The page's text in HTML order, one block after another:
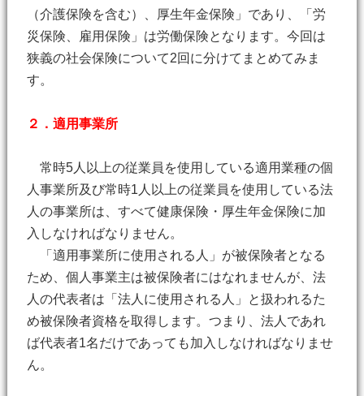
（介護保険を含む）、厚生年金保険」であり、「労
災保険、雇用保険」は労働保険となります。今回は
狭義の社会保険について2回に分けてまとめてみま
す。
２．適用事業所
常時5人以上の従業員を使用している適用業種の個
人事業所及び常時1人以上の従業員を使用している法
人の事業所は、すべて健康保険・厚生年金保険に加
入しなければなりません。
「適用事業所に使用される人」が被保険者となる
ため、個人事業主は被保険者にはなれませんが、法
人の代表者は「法人に使用される人」と扱われるた
め被保険者資格を取得します。つまり、法人であれ
ば代表者1名だけであっても加入しなければなりませ
ん。